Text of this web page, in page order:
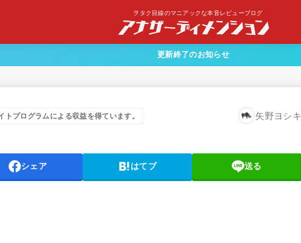
ヲタク目線のマニアックな本音レビューブログ
更新終了のお知らせ
トプログラムによる収益を得ています。 矢野ヨシキ
シェア はてブ 送る